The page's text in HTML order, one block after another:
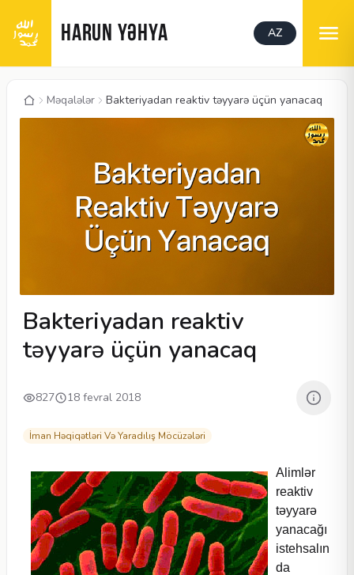
HARUN YƏHYA AZ
Məqalələr Bakteriyadan reaktiv təyyarə üçün yanacaq
Bakteriyadan reaktiv
təyyarə üçün yanacaq
827 18 fevral 2018
İman Həqiqətləri Və Yaradılış Möcüzələri
Alimlər
reaktiv
təyyarə
yanacağı
istehsalın
da